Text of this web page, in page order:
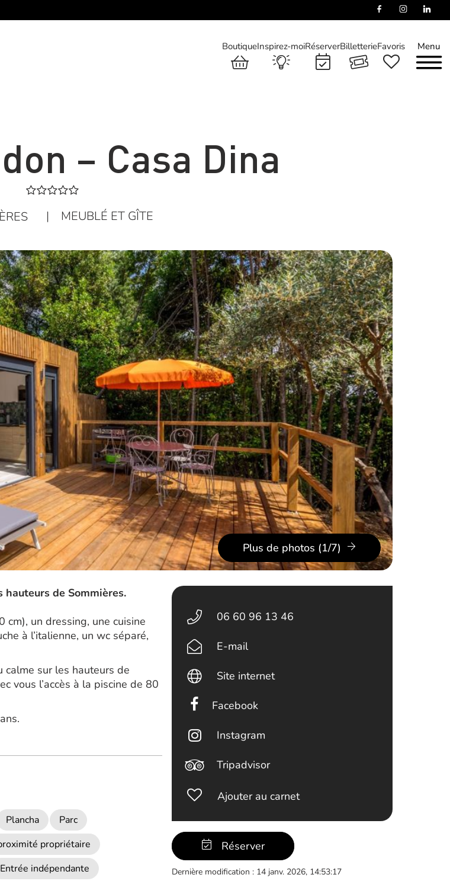
Menu
BoutiqueInspirez-moiRéserverBilletterieFavoris
– Casa Dina
| MEUBLÉ ET GÎTE
Plus de photos (1/7)
hauteurs de Sommières.
cm), un dressing, une cuisine
à l’italienne, un wc séparé,
sur les hauteurs de
vous l’accès à la piscine de 80
Plancha
Parc
propriétaire
Entrée indépendante
06 60 96 13 46
E-mail
Site internet
Facebook
Instagram
Tripadvisor
Ajouter au carnet
Réserver
Dernière modification : 14 janv. 2026, 14:53:17